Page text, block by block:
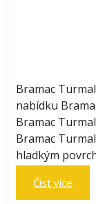
Bramac
nabídku
Bramac
Bramac
hladkým
Číst více